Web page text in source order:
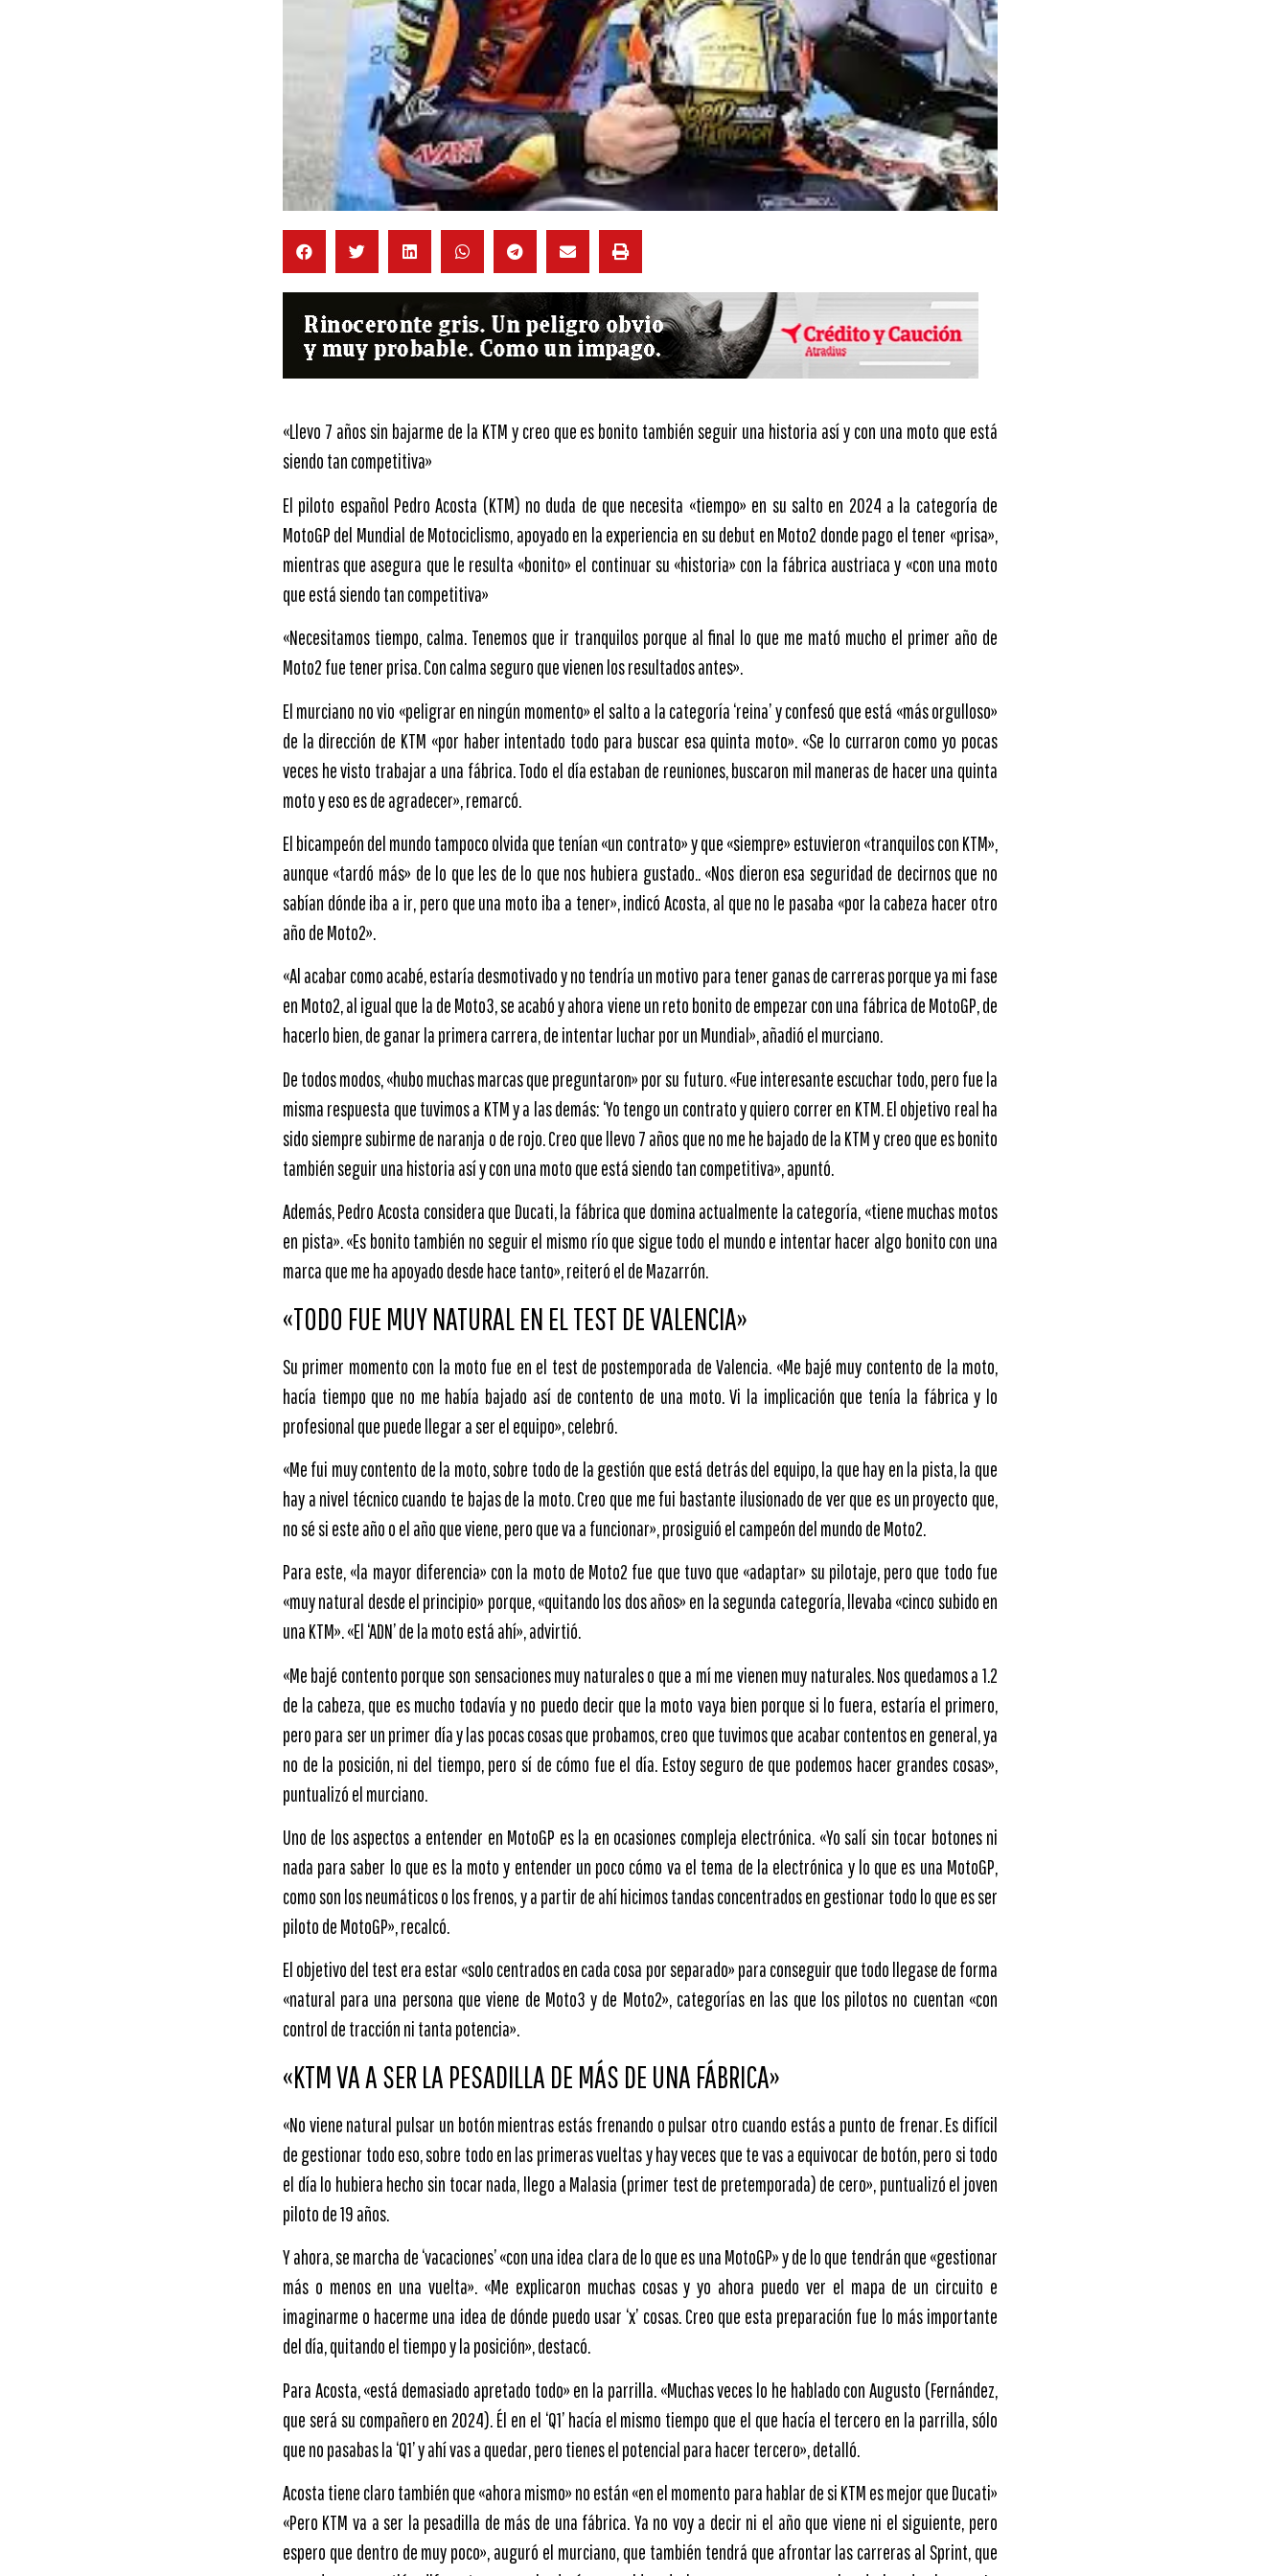
«Llevo 7 años sin bajarme de la KTM y creo que es bonito también seguir una historia así y con una moto que está
siendo tan competitiva»
El piloto español Pedro Acosta (KTM) no duda de que necesita «tiempo» en su salto en 2024 a la categoría de
MotoGP del Mundial de Motociclismo, apoyado en la experiencia en su debut en Moto2 donde pago el tener «prisa»,
mientras que asegura que le resulta «bonito» el continuar su «historia» con la fábrica austriaca y «con una moto
que está siendo tan competitiva»
«Necesitamos tiempo, calma. Tenemos que ir tranquilos porque al final lo que me mató mucho el primer año de
Moto2 fue tener prisa. Con calma seguro que vienen los resultados antes».
El murciano no vio «peligrar en ningún momento» el salto a la categoría ‘reina’ y confesó que está «más orgulloso»
de la dirección de KTM «por haber intentado todo para buscar esa quinta moto». «Se lo curraron como yo pocas
veces he visto trabajar a una fábrica. Todo el día estaban de reuniones, buscaron mil maneras de hacer una quinta
moto y eso es de agradecer», remarcó.
El bicampeón del mundo tampoco olvida que tenían «un contrato» y que «siempre» estuvieron «tranquilos con KTM»,
aunque «tardó más» de lo que les de lo que nos hubiera gustado.. «Nos dieron esa seguridad de decirnos que no
sabían dónde iba a ir, pero que una moto iba a tener», indicó Acosta, al que no le pasaba «por la cabeza hacer otro
año de Moto2».
«Al acabar como acabé, estaría desmotivado y no tendría un motivo para tener ganas de carreras porque ya mi fase
en Moto2, al igual que la de Moto3, se acabó y ahora viene un reto bonito de empezar con una fábrica de MotoGP, de
hacerlo bien, de ganar la primera carrera, de intentar luchar por un Mundial», añadió el murciano.
De todos modos, «hubo muchas marcas que preguntaron» por su futuro. «Fue interesante escuchar todo, pero fue la
misma respuesta que tuvimos a KTM y a las demás: ‘Yo tengo un contrato y quiero correr en KTM. El objetivo real ha
sido siempre subirme de naranja o de rojo. Creo que llevo 7 años que no me he bajado de la KTM y creo que es bonito
también seguir una historia así y con una moto que está siendo tan competitiva», apuntó.
Además, Pedro Acosta considera que Ducati, la fábrica que domina actualmente la categoría, «tiene muchas motos
en pista». «Es bonito también no seguir el mismo río que sigue todo el mundo e intentar hacer algo bonito con una
marca que me ha apoyado desde hace tanto», reiteró el de Mazarrón.
«TODO FUE MUY NATURAL EN EL TEST DE VALENCIA»
Su primer momento con la moto fue en el test de postemporada de Valencia. «Me bajé muy contento de la moto,
hacía tiempo que no me había bajado así de contento de una moto. Vi la implicación que tenía la fábrica y lo
profesional que puede llegar a ser el equipo», celebró.
«Me fui muy contento de la moto, sobre todo de la gestión que está detrás del equipo, la que hay en la pista, la que
hay a nivel técnico cuando te bajas de la moto. Creo que me fui bastante ilusionado de ver que es un proyecto que,
no sé si este año o el año que viene, pero que va a funcionar», prosiguió el campeón del mundo de Moto2.
Para este, «la mayor diferencia» con la moto de Moto2 fue que tuvo que «adaptar» su pilotaje, pero que todo fue
«muy natural desde el principio» porque, «quitando los dos años» en la segunda categoría, llevaba «cinco subido en
una KTM». «El ‘ADN’ de la moto está ahí», advirtió.
«Me bajé contento porque son sensaciones muy naturales o que a mí me vienen muy naturales. Nos quedamos a 1.2
de la cabeza, que es mucho todavía y no puedo decir que la moto vaya bien porque si lo fuera, estaría el primero,
pero para ser un primer día y las pocas cosas que probamos, creo que tuvimos que acabar contentos en general, ya
no de la posición, ni del tiempo, pero sí de cómo fue el día. Estoy seguro de que podemos hacer grandes cosas»,
puntualizó el murciano.
Uno de los aspectos a entender en MotoGP es la en ocasiones compleja electrónica. «Yo salí sin tocar botones ni
nada para saber lo que es la moto y entender un poco cómo va el tema de la electrónica y lo que es una MotoGP,
como son los neumáticos o los frenos, y a partir de ahí hicimos tandas concentrados en gestionar todo lo que es ser
piloto de MotoGP», recalcó.
El objetivo del test era estar «solo centrados en cada cosa por separado» para conseguir que todo llegase de forma
«natural para una persona que viene de Moto3 y de Moto2», categorías en las que los pilotos no cuentan «con
control de tracción ni tanta potencia».
«KTM VA A SER LA PESADILLA DE MÁS DE UNA FÁBRICA»
«No viene natural pulsar un botón mientras estás frenando o pulsar otro cuando estás a punto de frenar. Es difícil
de gestionar todo eso, sobre todo en las primeras vueltas y hay veces que te vas a equivocar de botón, pero si todo
el día lo hubiera hecho sin tocar nada, llego a Malasia (primer test de pretemporada) de cero», puntualizó el joven
piloto de 19 años.
Y ahora, se marcha de ‘vacaciones’ «con una idea clara de lo que es una MotoGP» y de lo que tendrán que «gestionar
más o menos en una vuelta». «Me explicaron muchas cosas y yo ahora puedo ver el mapa de un circuito e
imaginarme o hacerme una idea de dónde puedo usar ‘x’ cosas. Creo que esta preparación fue lo más importante
del día, quitando el tiempo y la posición», destacó.
Para Acosta, «está demasiado apretado todo» en la parrilla. «Muchas veces lo he hablado con Augusto (Fernández,
que será su compañero en 2024). Él en el ‘Q1’ hacía el mismo tiempo que el que hacía el tercero en la parrilla, sólo
que no pasabas la ‘Q1’ y ahí vas a quedar, pero tienes el potencial para hacer tercero», detalló.
Acosta tiene claro también que «ahora mismo» no están «en el momento para hablar de si KTM es mejor que Ducati»
«Pero KTM va a ser la pesadilla de más de una fábrica. Ya no voy a decir ni el año que viene ni el siguiente, pero
espero que dentro de muy poco», auguró el murciano, que también tendrá que afrontar las carreras al Sprint, que